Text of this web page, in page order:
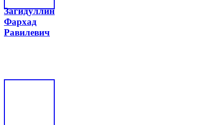
Загидуллин
Фархад
Равилевич